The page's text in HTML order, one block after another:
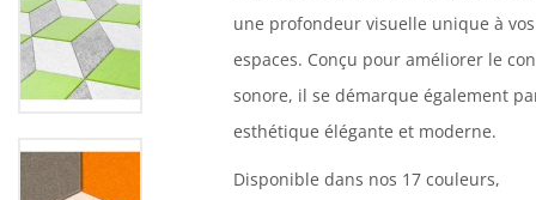
une profondeur visuelle unique à vos
espaces. Conçu pour améliorer le
sonore, il se démarque également
esthétique élégante et moderne.
Disponible dans nos 17 couleurs,